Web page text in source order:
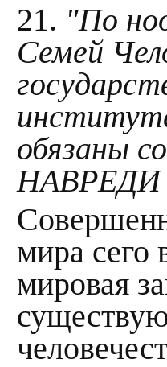
21. "По
Семей
обязаны
НАВРЕДИ
мира сего
мировая